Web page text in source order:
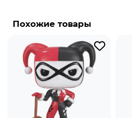
Чжун Ли - консультант
выше, чем у любого другого
ни было в Ли Юэ.
Похожие товары